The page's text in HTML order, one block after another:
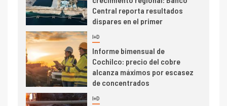
se relacionan en zonas
mineras
6 I+D
BHP proyecta producción de
cobre cercana a 2 millones de
toneladas tras récord en
Escondida
7 I+D